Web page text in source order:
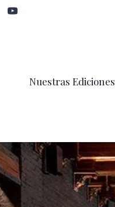
Nuestras Ediciones